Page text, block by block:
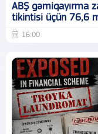
ABŞ gəmiqayırma
tikintisi üçün 76,6
16:00